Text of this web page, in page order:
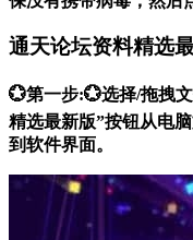
通天论坛资料精选
💮第一步:💮选择/拖拽
精选最新版”按钮从电
到软件界面。